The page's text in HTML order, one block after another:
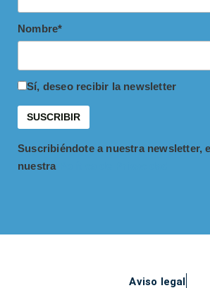
Nombre*
Sí, deseo recibir la newsletter
Suscribiéndote a nuestra newsletter,
nuestra
Aviso legal